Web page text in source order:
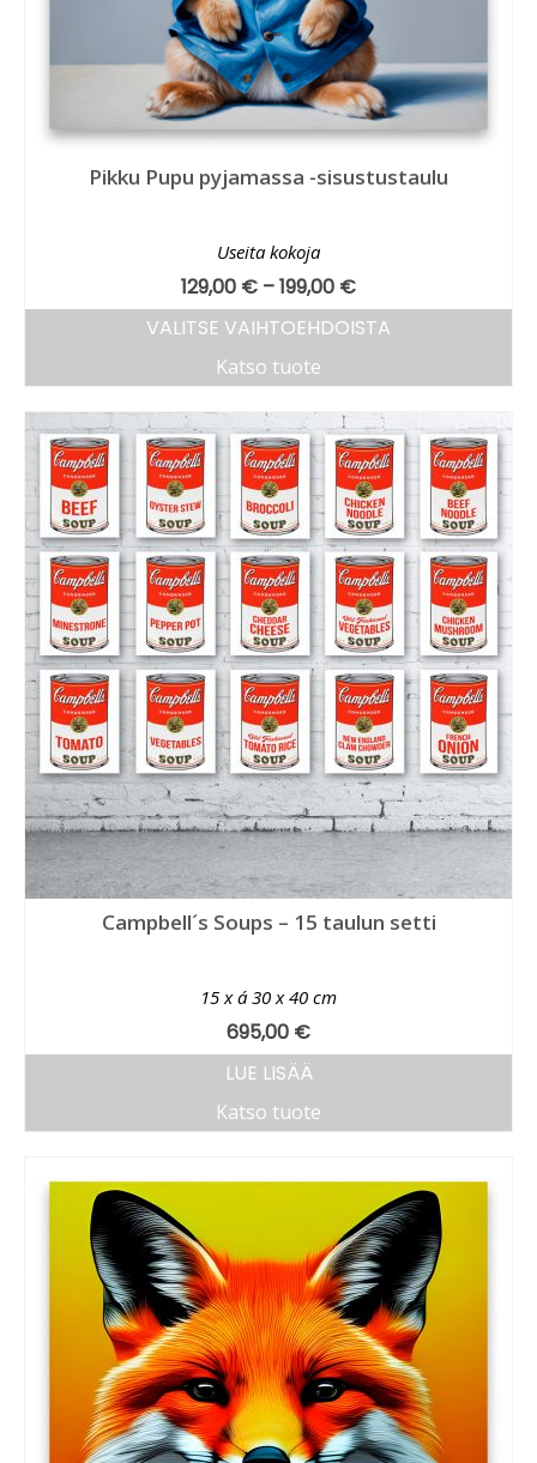
Pikku Pupu pyjamassa -sisustustaulu
Useita kokoja
129,00 € –199,00 €
VALITSE VAIHTOEHDOISTA
Katso tuote
Campbell´s Soups – 15 taulun setti
15 x á 30 x 40 cm
695,00 €
LUE LISÄÄ
Katso tuote